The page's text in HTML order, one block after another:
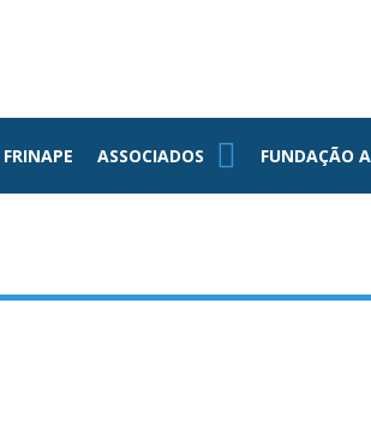
FRINAPE ASSOCIADOS FUNDAÇÃO